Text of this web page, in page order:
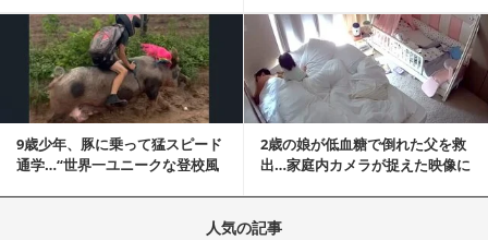
9歳少年、豚に乗って猛スピード
通学…“世界一ユニークな登校風
2歳の娘が低血糖で倒れた父を救
出…家庭内カメラが捉えた映像に
記事を読む
人気の記事